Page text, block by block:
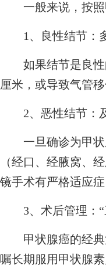
一般来说，按照
1、良性结节：多
如果结节是良性
厘米，或导致气管
2、恶性结节：及
一旦确诊为甲状
（经口、经腋窝、
镜手术有严格适应
3、术后管理：“
甲状腺癌的经典
嘱长期服用甲状腺